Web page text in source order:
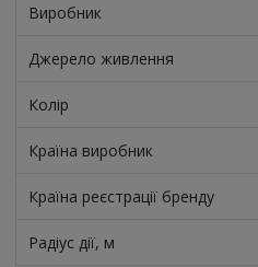
Виробник
Джерело живлення
Колір
Країна виробник
Країна реєстрації бренду
Радіус дії, м